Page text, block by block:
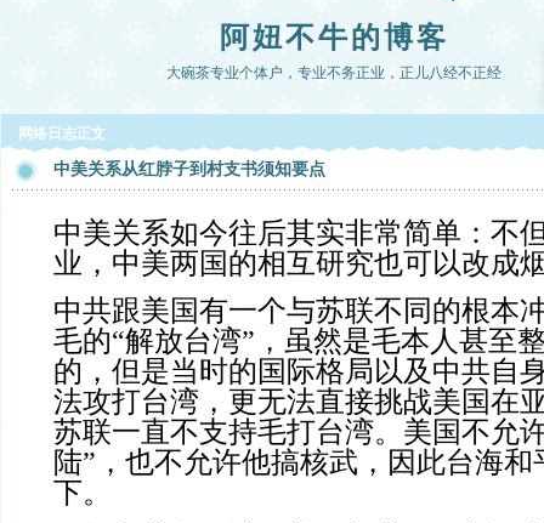
阿妞不牛的博客
大碗茶专业个体户，专业不务正业，正儿八经不正经
网络日志正文
中美关系从红脖子到村支书须知要点
中美关系如今往后其实非常简单：不
业，中美两国的相互研究也可以改成
中共跟美国有一个与苏联不同的根本
毛的“解放台湾”，虽然是毛本人甚至
的，但是当时的国际格局以及中共自
法攻打台湾，更无法直接挑战美国在
苏联一直不支持毛打台湾。美国不允
陆”，也不允许他搞核武，因此台海
下。